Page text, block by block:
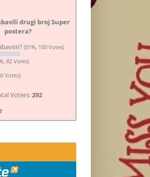
drugi broj Super
postera?
(51%, 150 Votes)
82 Votes)
Votes)
Voters:292